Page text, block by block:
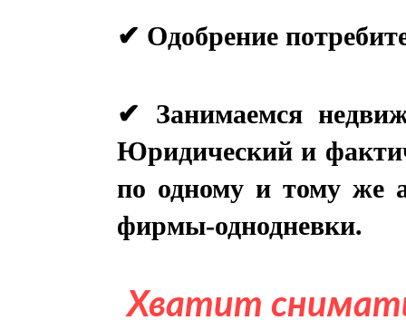
✔ Занимаемся
Юридический и
по одному и тому же
Хватит